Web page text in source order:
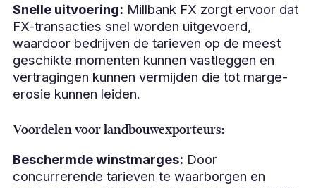
Snelle uitvoering: Millbank FX zorgt ervoor dat
FX-transacties snel worden uitgevoerd,
waardoor bedrijven de tarieven op de meest
geschikte momenten kunnen vastleggen en
vertragingen kunnen vermijden die tot marge-
erosie kunnen leiden.
Voordelen voor landbouwexporteurs:
Beschermde winstmarges: Door
concurrerende tarieven te waarborgen en